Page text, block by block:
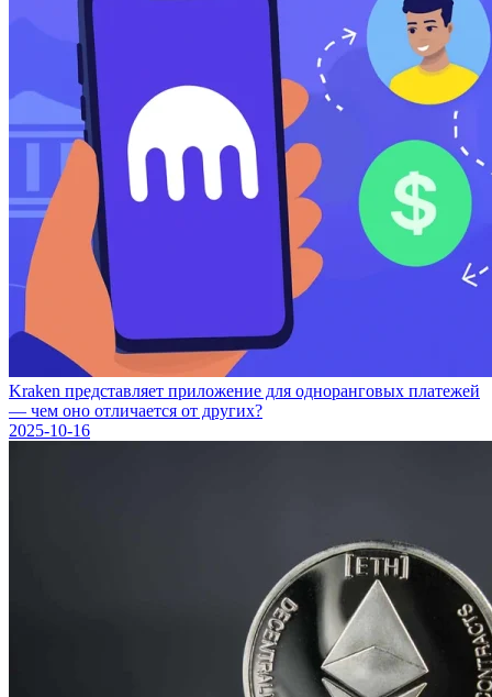
Kraken представляет приложение для одноранговых платежей
— чем оно отличается от других?
2025-10-16